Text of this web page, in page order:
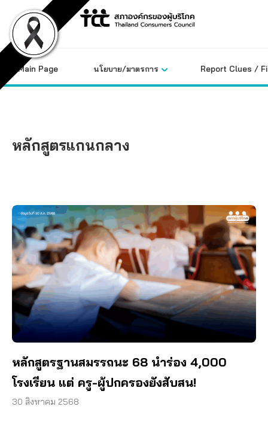
content
Main Page นโยบาย/มาตรการ Report Clues /
หลักสูตรแกนกลาง
หลักสูตรฐานสมรรถนะ 68 นำร่อง 4,000
โรงเรียน แต่ ครู-ผู้ปกครองยังสับสน!
30 สิงหาคม 2568